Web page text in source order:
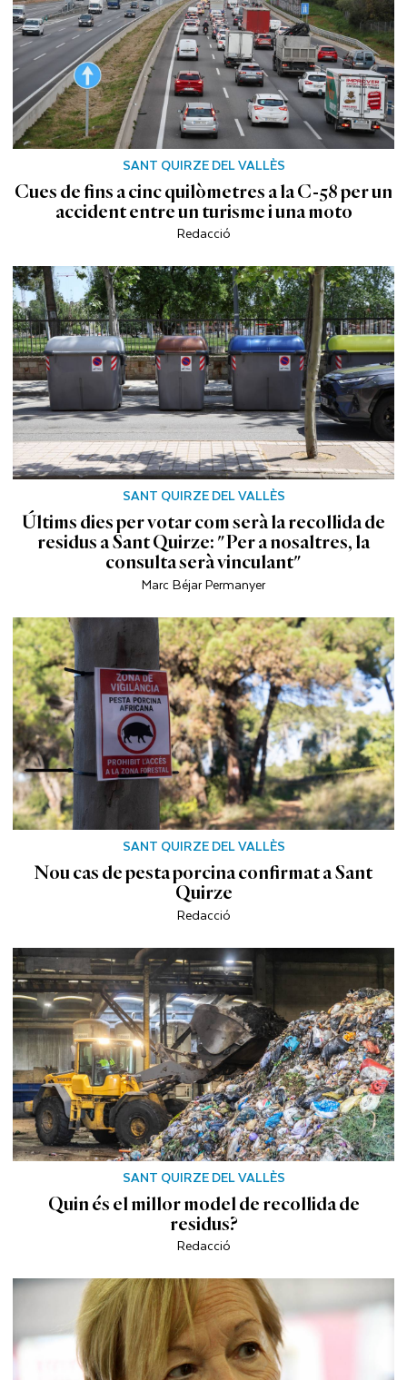
SANT QUIRZE DEL VALLÈS
Cues de fins a cinc quilòmetres a la C-58 per un
accident entre un turisme i una moto
Redacció
SANT QUIRZE DEL VALLÈS
Últims dies per votar com serà la recollida de
residus a Sant Quirze: "Per a nosaltres, la
consulta serà vinculant"
Marc Béjar Permanyer
SANT QUIRZE DEL VALLÈS
Nou cas de pesta porcina confirmat a Sant
Quirze
Redacció
SANT QUIRZE DEL VALLÈS
Quin és el millor model de recollida de
residus?
Redacció